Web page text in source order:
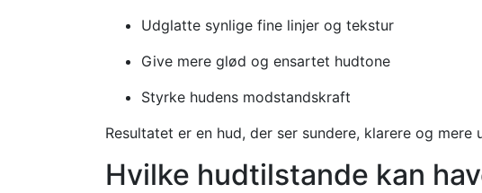
Udglatte synlige fine linjer og tekstur
Give mere glød og ensartet hudtone
Styrke hudens modstandskraft
Resultatet er en hud, der ser sundere, klarere og mere
Hvilke hudtilstande kan